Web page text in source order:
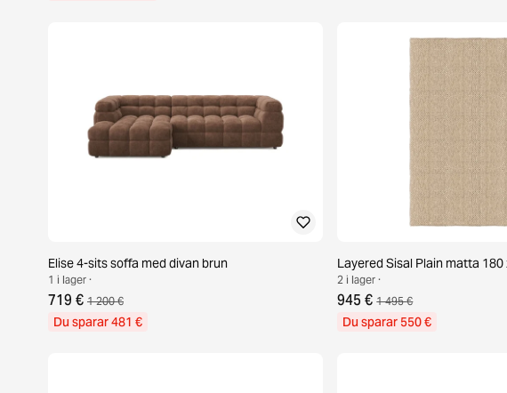
Elise 4-sits soffa med divan brun
1 i lager ·
719 € 1 200 €
Du sparar 481 €
Layered Sisal Plain matta
2 i lager ·
945 € 1 495 €
Du sparar 550 €